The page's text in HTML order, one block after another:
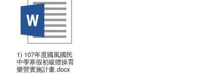
1) 107年度國風國民
中學寒假初級體操育
樂營實施計畫.docx